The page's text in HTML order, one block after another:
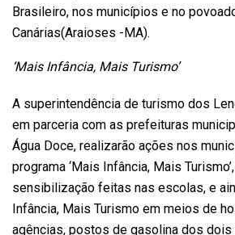
Brasileiro, nos municípios e no
Canárias(Araioses -MA).
‘Mais Infância, Mais Turismo’
A superintendência de turismo dos
em parceria com as prefeituras
Água Doce, realizarão ações nos
programa ‘Mais Infância, Mais
sensibilização feitas nas escolas, e
Infância, Mais Turismo em meios de
agências, postos de gasolina dos dois